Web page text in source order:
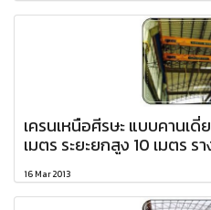
เครนเหนือศีรษะ แบบคานเ
เมตร ระยะยกสูง 10 เมตร ร
16 Mar 2013